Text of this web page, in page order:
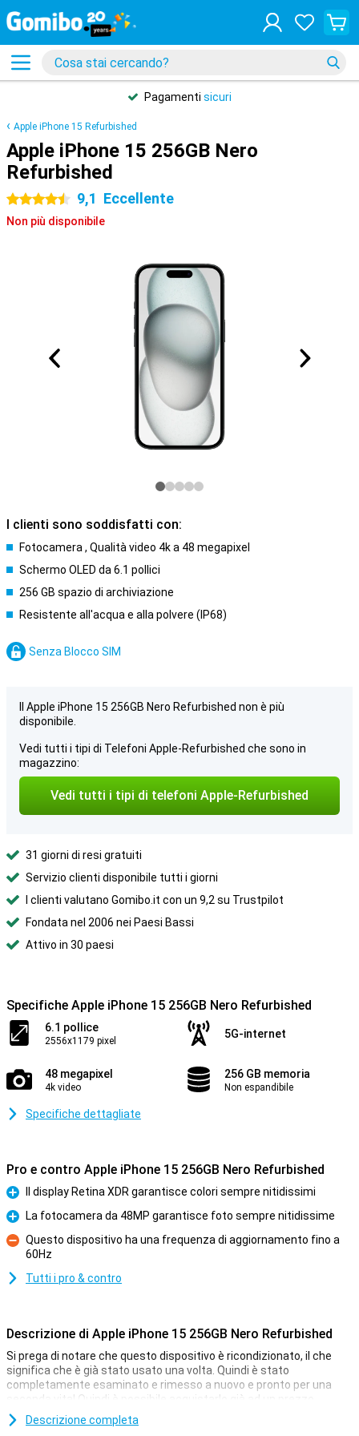
Pagamenti sicuri
Apple iPhone 15 Refurbished
Apple iPhone 15 256GB Nero
Refurbished
4.5 stelle 9,1 Eccellente
Non più disponibile
I clienti sono soddisfatti con:
Fotocamera , Qualità video 4k a 48 megapixel
Schermo OLED da 6.1 pollici
256 GB spazio di archiviazione
Resistente all'acqua e alla polvere (IP68)
Senza Blocco SIM
Il Apple iPhone 15 256GB Nero Refurbished non è più
disponibile.
Vedi tutti i tipi di Telefoni Apple-Refurbished che sono in
magazzino:
Vedi tutti i tipi di telefoni Apple-Refurbished
31 giorni di resi gratuiti
Servizio clienti disponibile tutti i giorni
I clienti valutano Gomibo.it con un 9,2 su Trustpilot
Fondata nel 2006 nei Paesi Bassi
Attivo in 30 paesi
Specifiche Apple iPhone 15 256GB Nero Refurbished
6.1 pollice
2556x1179 pixel
5G-internet
48 megapixel
4k video
256 GB memoria
Non espandibile
Specifiche dettagliate
Pro e contro Apple iPhone 15 256GB Nero Refurbished
Pro
Il display Retina XDR garantisce colori sempre nitidissimi
Pro
La fotocamera da 48MP garantisce foto sempre nitidissime
Contro
Questo dispositivo ha una frequenza di aggiornamento fino a
60Hz
Tutti i pro & contro
Descrizione di Apple iPhone 15 256GB Nero Refurbished
Si prega di notare che questo dispositivo è ricondizionato, il che
significa che è già stato usato una volta. Quindi è stato
completamente esaminato e rimesso a nuovo e pronto per una
seconda vita! Quindi è possibile acquistarlo già ad un prezzo
vantaggioso. Tuttavia, questo telefono può presentare lievi segni di
utilizzo all'esterno.
Descrizione completa